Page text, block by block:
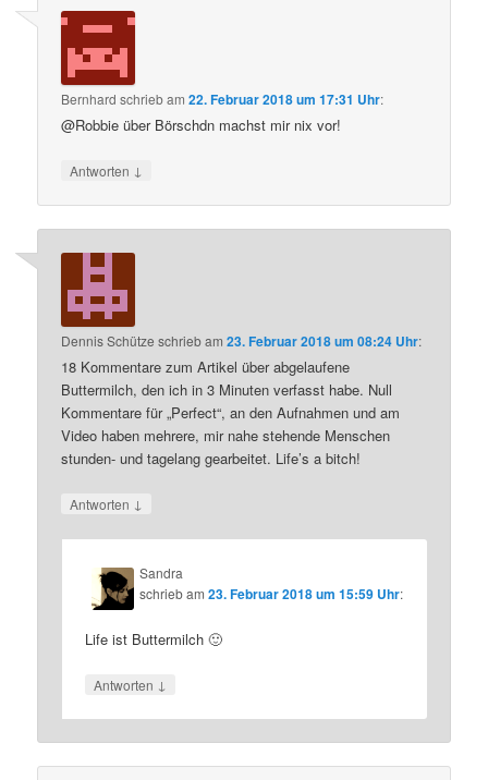
Bernhard schriebam22. Februar 2018 um 17:31 Uhr:
@Robbie über Börschdn machst mir nix vor!
Antworten ↓
Dennis Schütze schriebam23. Februar 2018 um 08:24 Uhr:
18 Kommentare zum Artikel über abgelaufene
Buttermilch, den ich in 3 Minuten verfasst habe. Null
Kommentare für „Perfect“, an den Aufnahmen und am
Video haben mehrere, mir nahe stehende Menschen
stunden- und tagelang gearbeitet. Life’s a bitch!
Antworten ↓
Sandra
schriebam23. Februar 2018 um 15:59 Uhr:
Life ist Buttermilch 🙂
Antworten ↓